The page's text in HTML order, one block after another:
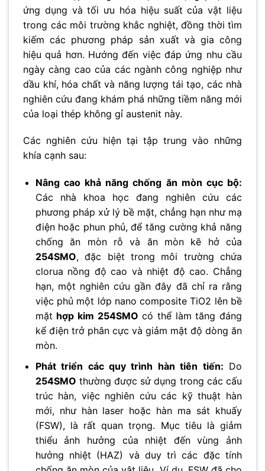
ứng dụng và tối ưu hóa hiệu suất của vật liệu
trong các môi trường khắc nghiệt, đồng thời tìm
kiếm các phương pháp sản xuất và gia công
hiệu quả hơn. Hướng đến việc đáp ứng nhu cầu
ngày càng cao của các ngành công nghiệp như
dầu khí, hóa chất và năng lượng tái tạo, các nhà
nghiên cứu đang khám phá những tiềm năng mới
của loại thép không gỉ austenit này.
Các nghiên cứu hiện tại tập trung vào những
khía cạnh sau:
Nâng cao khả năng chống ăn mòn cục bộ:
Các nhà khoa học đang nghiên cứu các
phương pháp xử lý bề mặt, chẳng hạn như mạ
điện hoặc phun phủ, để tăng cường khả năng
chống ăn mòn rỗ và ăn mòn kẽ hở của
254SMO, đặc biệt trong môi trường chứa
clorua nồng độ cao và nhiệt độ cao. Chẳng
hạn, một nghiên cứu gần đây đã chỉ ra rằng
việc phủ một lớp nano composite TiO2 lên bề
mặt hợp kim 254SMO có thể làm tăng đáng
kể điện trở phân cực và giảm mật độ dòng ăn
mòn.
Phát triển các quy trình hàn tiên tiến: Do
254SMO thường được sử dụng trong các cấu
trúc hàn, việc nghiên cứu các kỹ thuật hàn
mới, như hàn laser hoặc hàn ma sát khuấy
(FSW), là rất quan trọng. Mục tiêu là giảm
thiểu ảnh hưởng của nhiệt đến vùng ảnh
hưởng nhiệt (HAZ) và duy trì các đặc tính